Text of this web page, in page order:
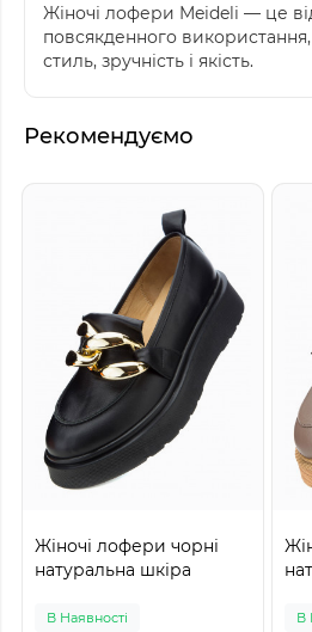
Жіночі лофери Meideli — це
повсякденного
стиль, зручність і якість.
Рекомендуємо
Жіночі лофери чорні
натуральна шкіра
В Наявності В